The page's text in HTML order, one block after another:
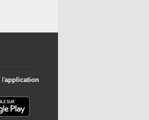
l'application